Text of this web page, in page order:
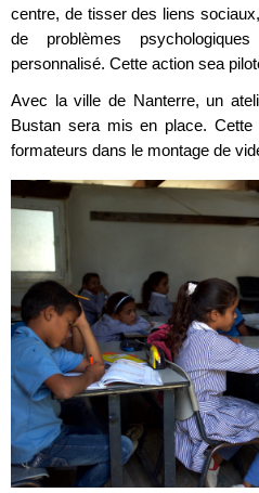
centre, de tisser des liens
de problèmes
personnalisé. Cette action sea
Avec la ville de Nanterre, un
Bustan sera mis en place.
formateurs dans le montage de